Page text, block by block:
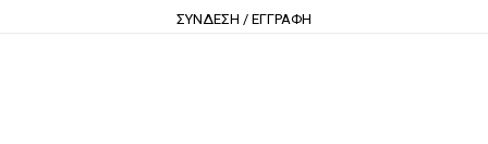
ΣΥΝΔΕΣΗ / ΕΓΓΡΑΦΗ